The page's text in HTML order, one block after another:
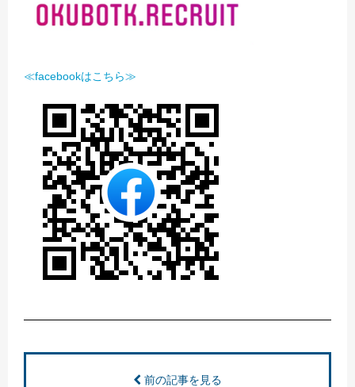
≪facebookはこちら≫
前の記事を見る